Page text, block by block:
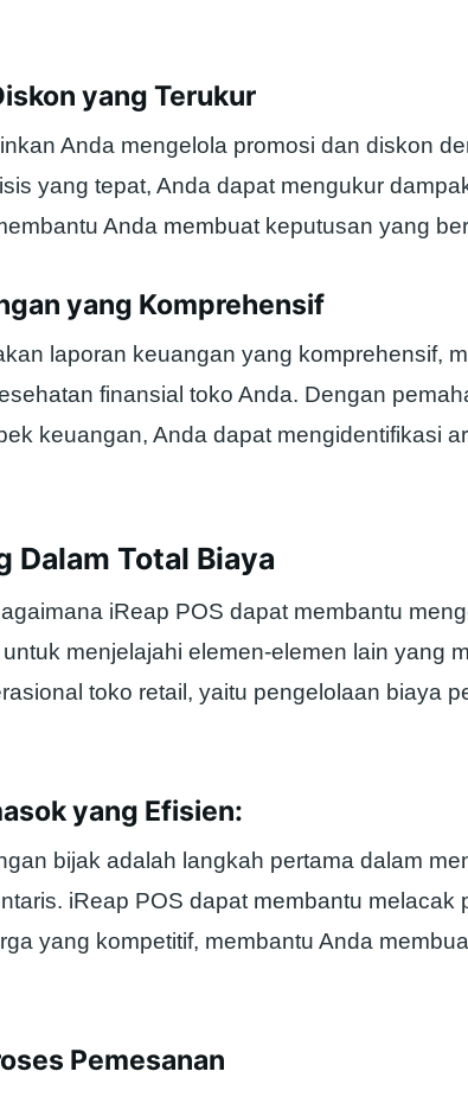
yang Terukur
Anda mengelola promosi dan diskon
yang tepat, Anda dapat mengukur
Anda membuat keputusan yang
yang Komprehensif
laporan keuangan yang komprehensif,
finansial toko Anda. Dengan
keuangan, Anda dapat mengidentifikasi
Dalam Total Biaya
iReap POS dapat membantu
menjelajahi elemen-elemen lain yang
toko retail, yaitu pengelolaan biaya
yang Efisien:
bijak adalah langkah pertama dalam
iReap POS dapat membantu melacak
yang kompetitif, membantu Anda
Pemesanan